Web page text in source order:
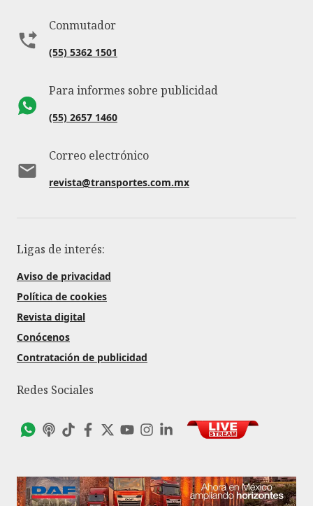
Conmutador
(55) 5362 1501
Para informes sobre publicidad
(55) 2657 1460
Correo electrónico
revista@transportes.com.mx
Ligas de interés:
Aviso de privacidad
Política de cookies
Revista digital
Conócenos
Contratación de publicidad
Redes Sociales